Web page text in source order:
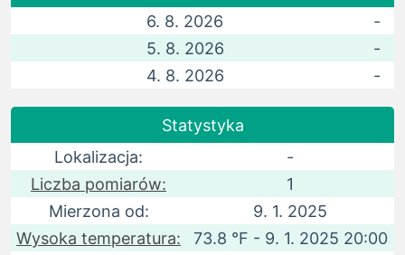
6. 8. 2026
-
5. 8. 2026
-
4. 8. 2026
-
Statystyka
Lokalizacja:
-
Liczba pomiarów:
1
Mierzona od:
9. 1. 2025
Wysoka temperatura:
73.8 °F - 9. 1. 2025 20:00